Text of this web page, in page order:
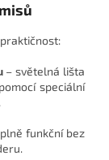
– světelná lišta
speciální
funkční bez